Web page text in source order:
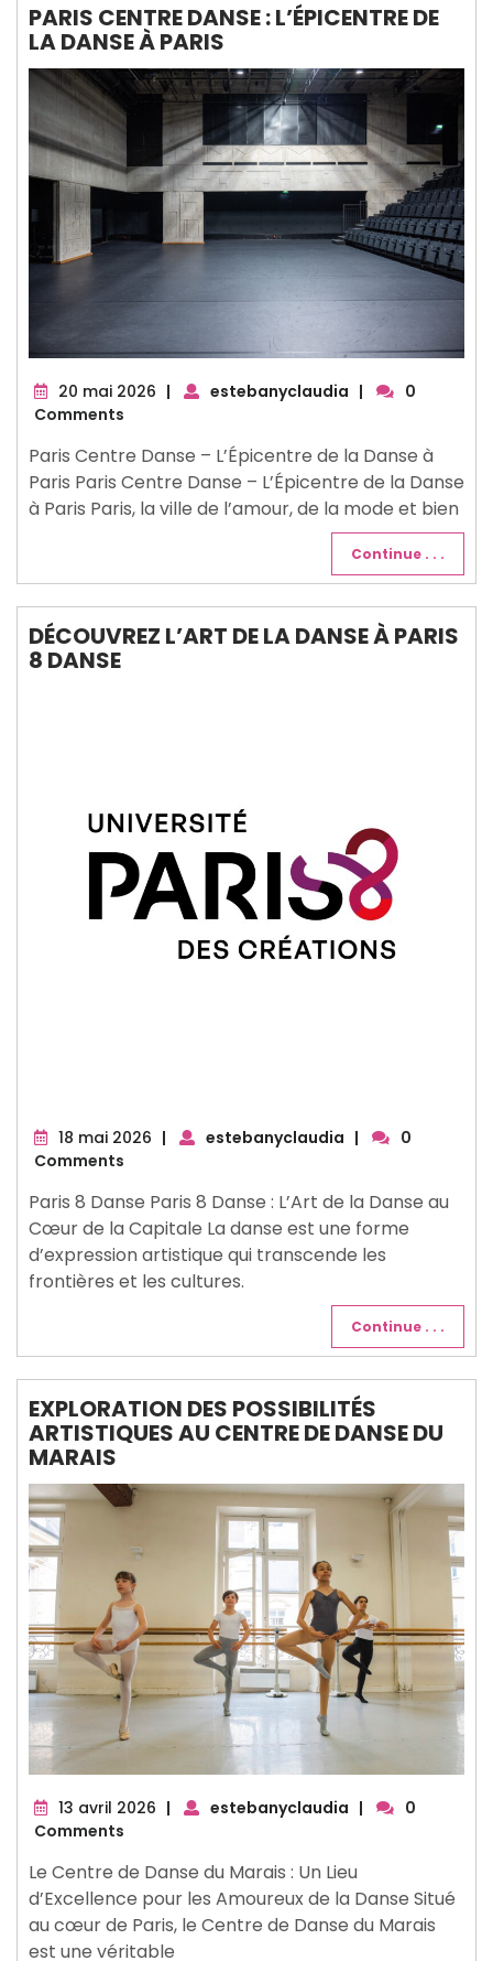
PARIS CENTRE DANSE : L’ÉPICENTRE DE
LA DANSE À PARIS
20 mai 2026 20
| estebanyclaudia |
0
Comments
Paris Centre Danse – L’Épicentre de la Danse à
Paris Paris Centre Danse – L’Épicentre de la Danse
à Paris Paris, la ville de l’amour, de la mode et bien
Continue . . .
DÉCOUVREZ L’ART DE LA DANSE À PARIS
8 DANSE
18 mai 2026 18| estebanyclaudia |
0
Comments
Paris 8 Danse Paris 8 Danse : L’Art de la Danse au
Cœur de la Capitale La danse est une forme
d’expression artistique qui transcende les
frontières et les cultures.
Continue . . .
EXPLORATION DES POSSIBILITÉS
ARTISTIQUES AU CENTRE DE DANSE DU
MARAIS
13 avril 2026 13| estebanyclaudia |
0
Comments
Le Centre de Danse du Marais : Un Lieu
d’Excellence pour les Amoureux de la Danse Situé
au cœur de Paris, le Centre de Danse du Marais
est une véritable